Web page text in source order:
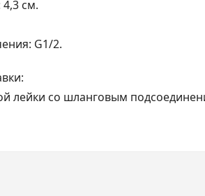
см.
G1/2.
лейки со шланговым